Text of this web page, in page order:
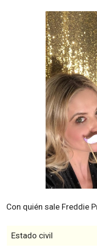
Con quién sale Freddie
Estado civil